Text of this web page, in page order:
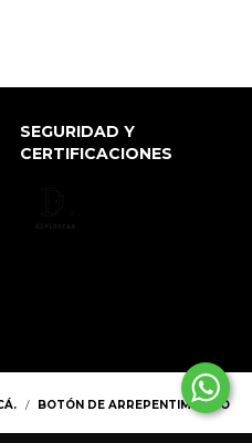
SEGURIDAD Y
CERTIFICACIONES
/ BOTÓN DE ARREPENTIMIENTO